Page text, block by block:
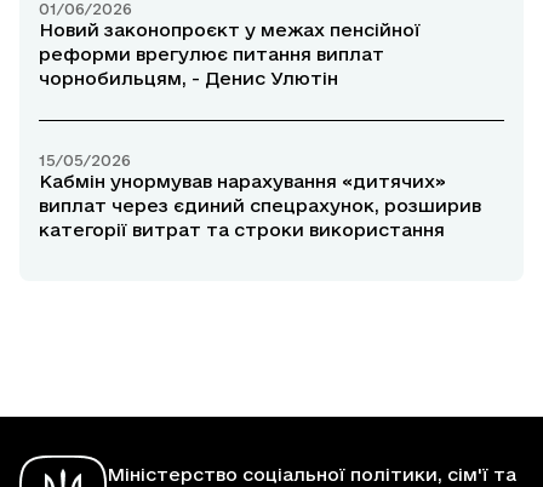
01/06/2026
Новий законопроєкт у межах пенсійної
реформи врегулює питання виплат
чорнобильцям, - Денис Улютін
15/05/2026
Кабмін унормував нарахування «дитячих»
виплат через єдиний спецрахунок, розширив
категорії витрат та строки використання
Міністерство соціальної політики, сім'ї та